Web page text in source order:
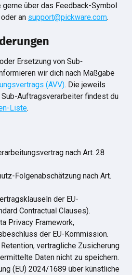
über das Feedback-Symbol
an support@pickware.com.
Ersetzung von Sub-
wir dich nach Maßgabe
(AVV). Die jeweils
Auftragsverarbeiter findest du
Liste.
nach Art. 28
Folgenabschätzung nach Art.
der EU-
Contractual Clauses).
Privacy Framework,
der EU-Kommission.
vertragliche Zusicherung
Daten nicht zu speichern.
(EU) 2024/1689 über künstliche